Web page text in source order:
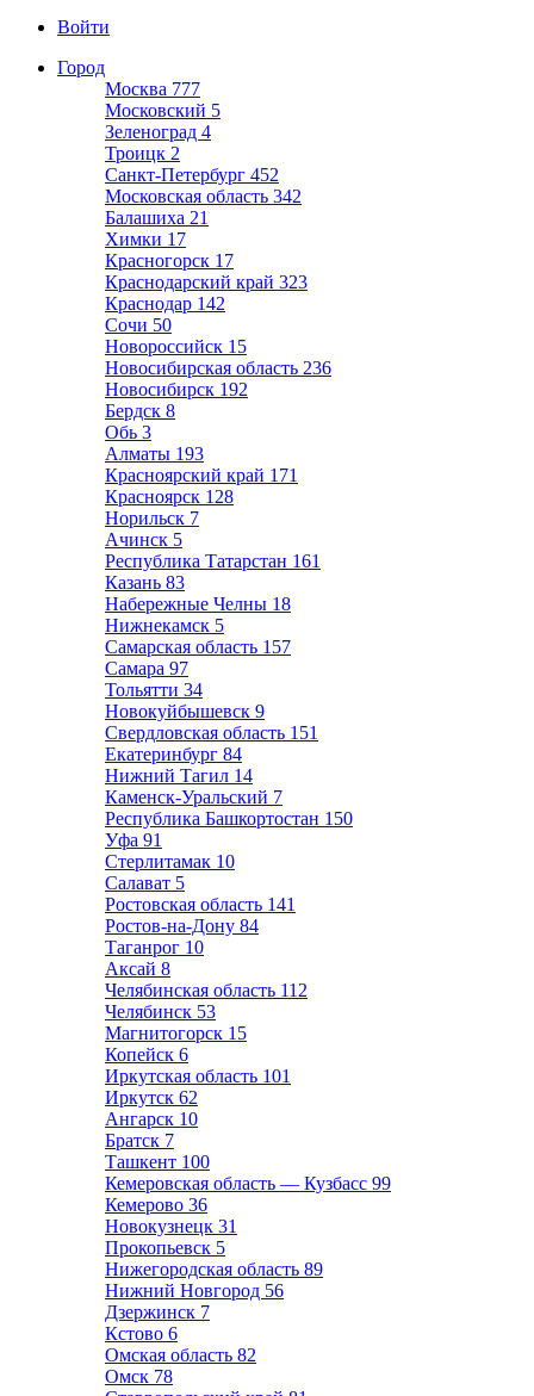
Войти
Город
Москва 777
Московский 5
Зеленоград 4
Троицк 2
Санкт-Петербург 452
Московская область 342
Балашиха 21
Химки 17
Красногорск 17
Краснодарский край 323
Краснодар 142
Сочи 50
Новороссийск 15
Новосибирская область 236
Новосибирск 192
Бердск 8
Обь 3
Алматы 193
Красноярский край 171
Красноярск 128
Норильск 7
Ачинск 5
Республика Татарстан 161
Казань 83
Набережные Челны 18
Нижнекамск 5
Самарская область 157
Самара 97
Тольятти 34
Новокуйбышевск 9
Свердловская область 151
Екатеринбург 84
Нижний Тагил 14
Каменск-Уральский 7
Республика Башкортостан 150
Уфа 91
Стерлитамак 10
Салават 5
Ростовская область 141
Ростов-на-Дону 84
Таганрог 10
Аксай 8
Челябинская область 112
Челябинск 53
Магнитогорск 15
Копейск 6
Иркутская область 101
Иркутск 62
Ангарск 10
Братск 7
Ташкент 100
Кемеровская область — Кузбасс 99
Кемерово 36
Новокузнецк 31
Прокопьевск 5
Нижегородская область 89
Нижний Новгород 56
Дзержинск 7
Кстово 6
Омская область 82
Омск 78